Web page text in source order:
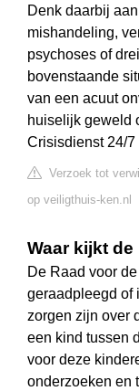
Denk daarbij
mishandeling,
psychoses of
bovenstaande
van een acuut
huiselijk geweld
Crisisdienst 24/7
Verzoek tot
op veiligthuis-ken.nl
Waar kijkt
De Raad voor
geraadpleegd of
zorgen zijn over
een kind tussen
voor deze
onderzoeken en